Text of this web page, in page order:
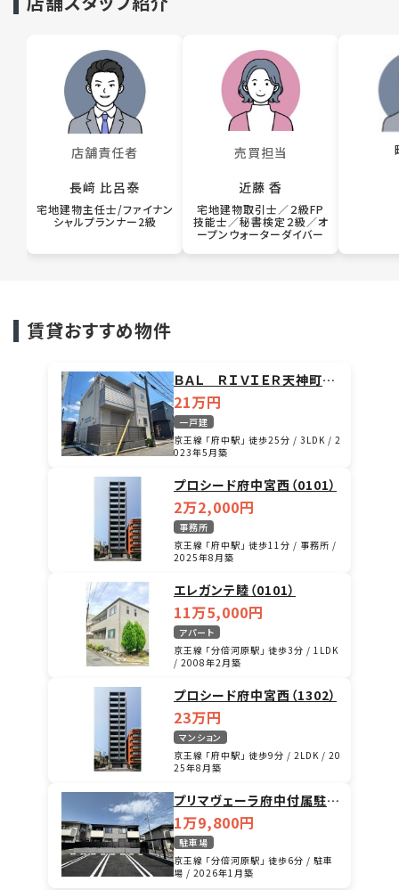
店舗責任者
長﨑 比呂泰
宅地建物主任士/ファイナン
シャルプランナー2級
売買担当
近藤 香
宅地建物取引士／２級FP
技能士／秘書検定２級／オ
ープンウォーターダイバー
賃貸おすすめ物件
ＢＡＬ ＲＩＶＩＥＲ天神町Ａ
棟
21万円
一戸建
京王線 「府中駅」 徒歩25分 / 3LDK / 2
023年5月築
プロシード府中宮西（0101）
2万2,000円
事務所
京王線 「府中駅」 徒歩11分 / 事務所 /
2025年8月築
エレガンテ睦（0101）
11万5,000円
アパート
京王線 「分倍河原駅」 徒歩3分 / 1LDK
/ 2008年2月築
プロシード府中宮西（1302）
23万円
マンション
京王線 「府中駅」 徒歩9分 / 2LDK / 20
25年8月築
プリマヴェーラ府中付属駐車
場（0003）
1万9,800円
駐車場
京王線 「分倍河原駅」 徒歩6分 / 駐車
場 / 2026年1月築